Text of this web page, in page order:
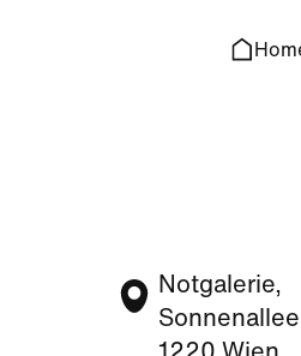
Notgalerie,